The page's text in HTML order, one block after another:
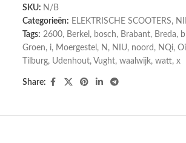
SKU: N/B
Categorieën: ELEKTRISCHE SCOOTERS,
Tags: 2600, Berkel , bosch, Brabant, Breda,
Groen, i, Moergestel , N , NIU, noord , NQi,
Tilburg, Udenhout, Vught, waalwijk, watt, x
Share: